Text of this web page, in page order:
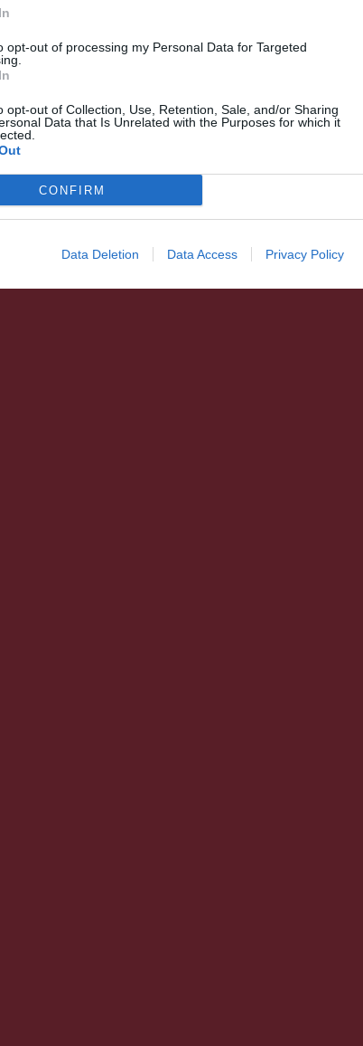
opt-out of processing my Personal Data for Targeted
opt-out of Collection, Use, Retention, Sale, and/or Sharing
Data that Is Unrelated with the Purposes for which it
CONFIRM
Data Deletion Data Access Privacy Policy
Az állattetem nem szelektív